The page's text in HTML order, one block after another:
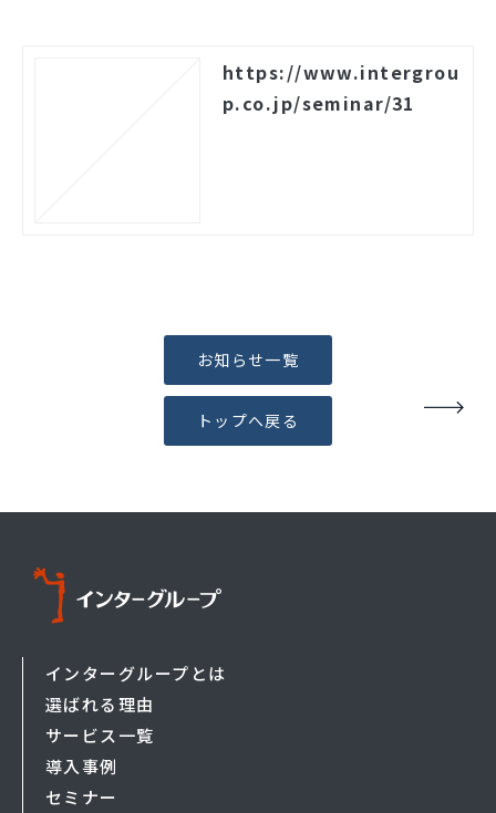
https://www.intergrou
p.co.jp/seminar/31
お知らせ一覧
トップへ戻る
インターグループとは
選ばれる理由
サービス一覧
導入事例
セミナー